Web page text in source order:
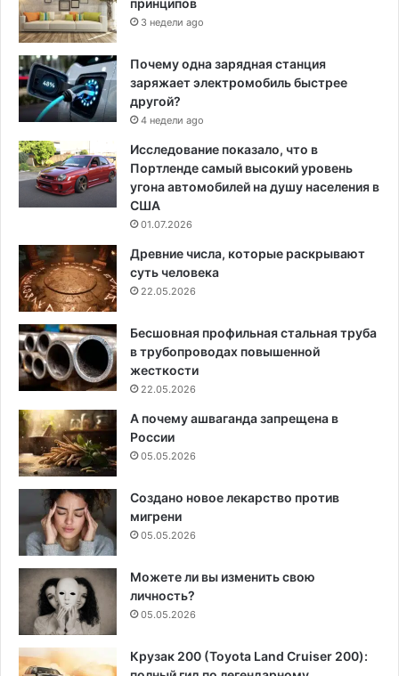
принципов
3 недели ago
Почему одна зарядная станция
заряжает электромобиль быстрее
другой?
4 недели ago
Исследование показало, что в
Портленде самый высокий уровень
угона автомобилей на душу населения в
США
01.07.2026
Древние числа, которые раскрывают
суть человека
22.05.2026
Бесшовная профильная стальная труба
в трубопроводах повышенной
жесткости
22.05.2026
А почему ашваганда запрещена в
России
05.05.2026
Создано новое лекарство против
мигрени
05.05.2026
Можете ли вы изменить свою
личность?
05.05.2026
Крузак 200 (Toyota Land Cruiser 200):